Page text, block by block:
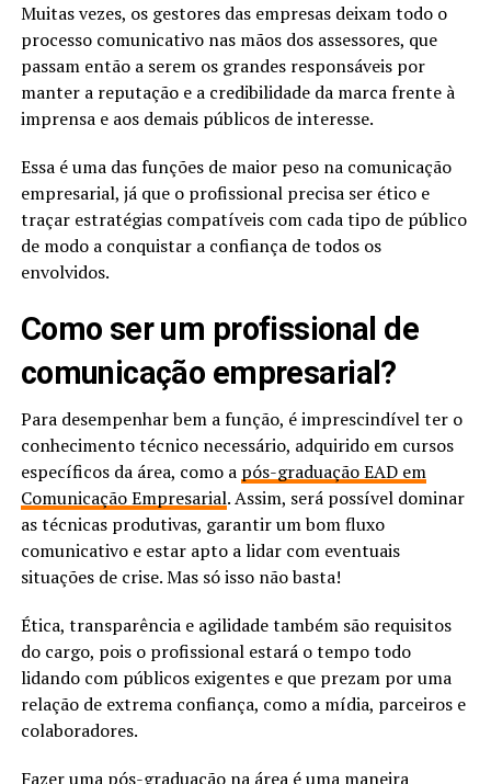
Muitas vezes, os gestores das empresas deixam todo o
processo comunicativo nas mãos dos assessores, que
passam então a serem os grandes responsáveis por
manter a reputação e a credibilidade da marca frente à
imprensa e aos demais públicos de interesse.
Essa é uma das funções de maior peso na comunicação
empresarial, já que o profissional precisa ser ético e
traçar estratégias compatíveis com cada tipo de público
de modo a conquistar a confiança de todos os
envolvidos.
Como ser um profissional de
comunicação empresarial?
Para desempenhar bem a função, é imprescindível ter o
conhecimento técnico necessário, adquirido em cursos
específicos da área, como a pós-graduação EAD em
Comunicação Empresarial. Assim, será possível dominar
as técnicas produtivas, garantir um bom fluxo
comunicativo e estar apto a lidar com eventuais
situações de crise. Mas só isso não basta!
Ética, transparência e agilidade também são requisitos
do cargo, pois o profissional estará o tempo todo
lidando com públicos exigentes e que prezam por uma
relação de extrema confiança, como a mídia, parceiros e
colaboradores.
Fazer uma pós-graduação na área é uma maneira